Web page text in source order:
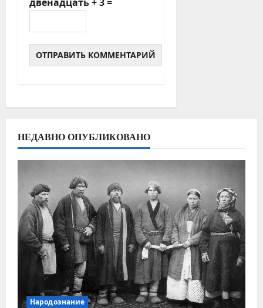
НЕДАВНО ОПУБЛИКОВАНО
Народознание